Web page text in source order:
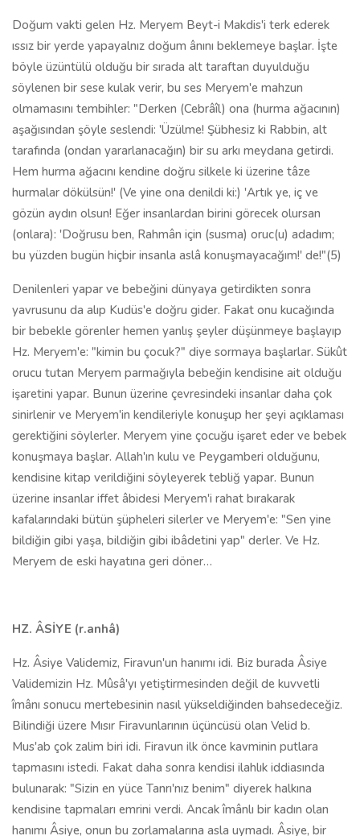
Doğum vakti gelen Hz. Meryem Beyt-i Makdis'i terk ederek
ıssız bir yerde yapayalnız doğum ânını beklemeye başlar. İşte
böyle üzüntülü olduğu bir sırada alt taraftan duyulduğu
söylenen bir sese kulak verir, bu ses Meryem'e mahzun
olmamasını tembihler: "Derken (Cebrâîl) ona (hurma ağacının)
aşağısından şöyle seslendi: 'Üzülme! Şübhesiz ki Rabbin, alt
tarafında (ondan yararlanacağın) bir su arkı meydana getirdi.
Hem hurma ağacını kendine doğru silkele ki üzerine tâze
hurmalar dökülsün!' (Ve yine ona denildi ki:) 'Artık ye, iç ve
gözün aydın olsun! Eğer insanlardan birini görecek olursan
(onlara): 'Doğrusu ben, Rahmân için (susma) oruc(u) adadım;
bu yüzden bugün hiçbir insanla aslâ konuşmayacağım!' de!"(5)
Denilenleri yapar ve bebeğini dünyaya getirdikten sonra
yavrusunu da alıp Kudüs'e doğru gider. Fakat onu kucağında
bir bebekle görenler hemen yanlış şeyler düşünmeye başlayıp
Hz. Meryem'e: "kimin bu çocuk?" diye sormaya başlarlar. Sükût
orucu tutan Meryem parmağıyla bebeğin kendisine ait olduğu
işaretini yapar. Bunun üzerine çevresindeki insanlar daha çok
sinirlenir ve Meryem'in kendileriyle konuşup her şeyi açıklaması
gerektiğini söylerler. Meryem yine çocuğu işaret eder ve bebek
konuşmaya başlar. Allah'ın kulu ve Peygamberi olduğunu,
kendisine kitap verildiğini söyleyerek tebliğ yapar. Bunun
üzerine insanlar iffet âbidesi Meryem'i rahat bırakarak
kafalarındaki bütün şüpheleri silerler ve Meryem'e: "Sen yine
bildiğin gibi yaşa, bildiğin gibi ibâdetini yap" derler. Ve Hz.
Meryem de eski hayatına geri döner…
HZ. ÂSİYE (r.anhâ)
Hz. Âsiye Validemiz, Firavun'un hanımı idi. Biz burada Âsiye
Validemizin Hz. Mûsâ'yı yetiştirmesinden değil de kuvvetli
îmânı sonucu mertebesinin nasıl yükseldiğinden bahsedeceğiz.
Bilindiği üzere Mısır Firavunlarının üçüncüsü olan Velid b.
Mus'ab çok zalim biri idi. Firavun ilk önce kavminin putlara
tapmasını istedi. Fakat daha sonra kendisi ilahlık iddiasında
bulunarak: "Sizin en yüce Tanrı'nız benim" diyerek halkına
kendisine tapmaları emrini verdi. Ancak îmânlı bir kadın olan
hanımı Âsiye, onun bu zorlamalarına asla uymadı. Âsiye, bir